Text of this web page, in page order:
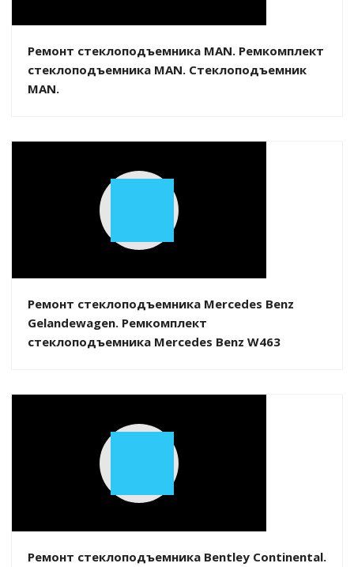
Ремонт стеклоподъемника MAN. Ремкомплект
стеклоподъемника MAN. Стеклоподъемник
MAN.
Play
Ремонт стеклоподъемника Mercedes Benz
Gelandewagen. Ремкомплект
стеклоподъемника Mercedes Benz W463
Play
Ремонт стеклоподъемника Bentley Continental.